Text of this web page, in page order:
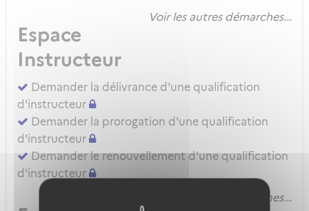
Voir les autres démarches...
Espace
Instructeur
Demander la délivrance d'une qualification
d'instructeur
Demander la prorogation d'une qualification
d'instructeur
Demander le renouvellement d'une qualification
d'instructeur
Voir les autres démarches...